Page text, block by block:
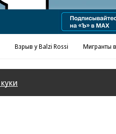
Взрыв у Balzi Rossi Мигранты